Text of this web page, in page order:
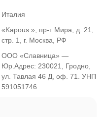
Италия
«Kapous », пр-т Мира, д. 21,
стр. 1, г. Москва, РФ
ООО «Славница» —
Юр.Адрес: 230021, Гродно,
ул. Тавлая 46 Д, оф. 71. УНП
591051746